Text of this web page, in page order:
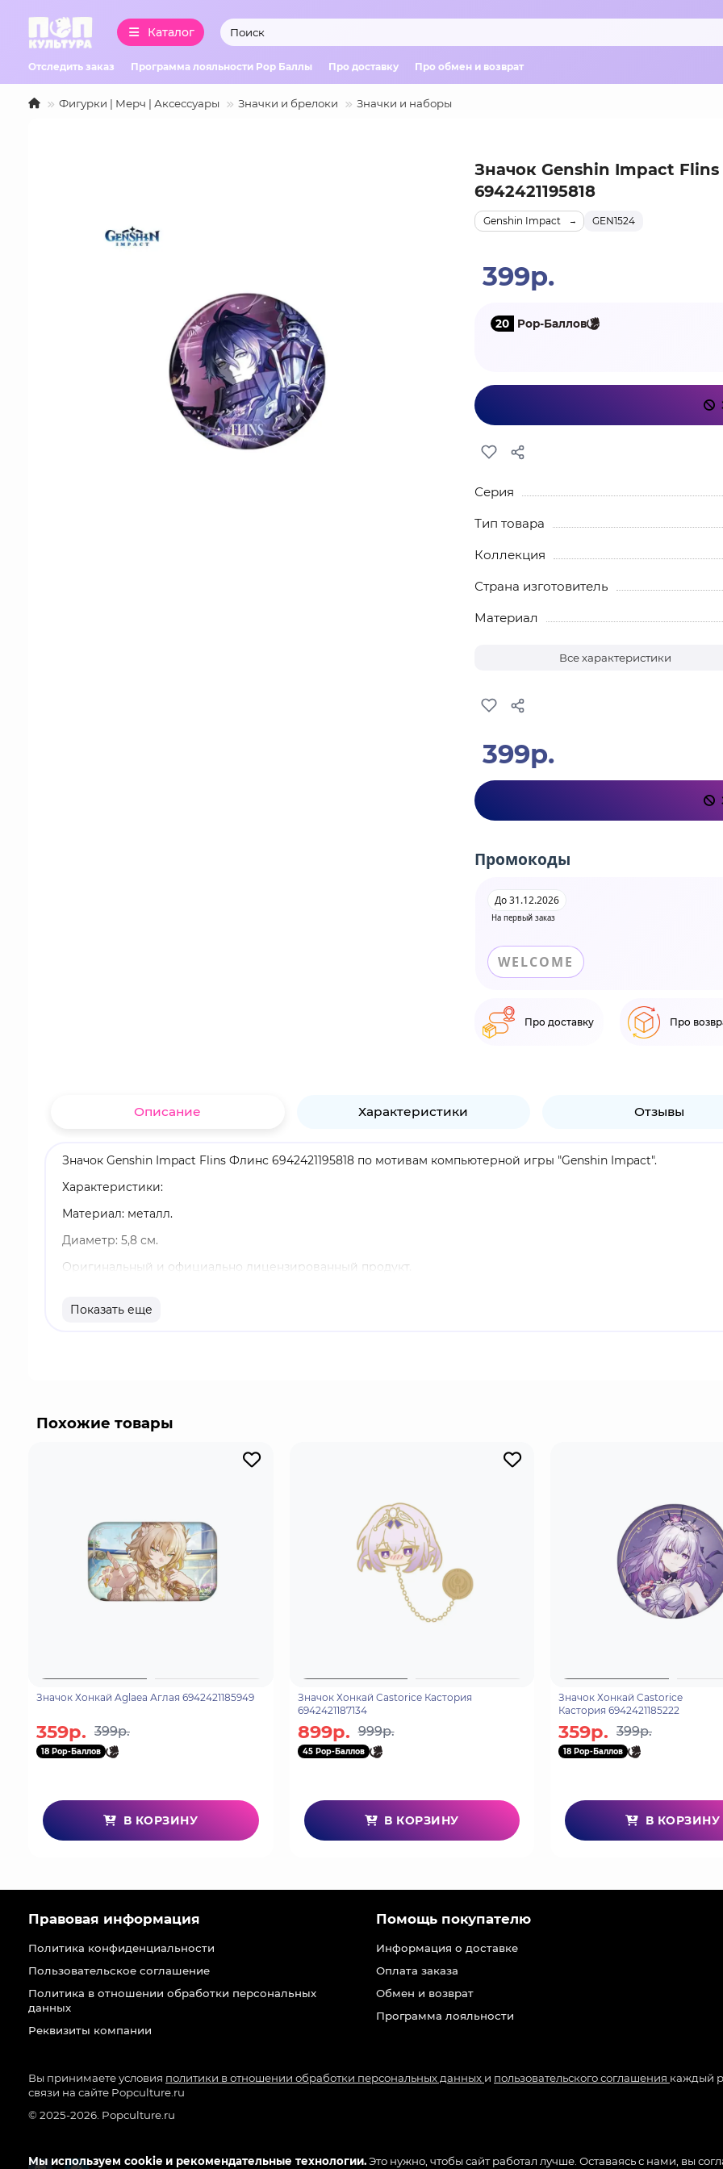
Каталог
Отследить заказ Программа лояльности Pop Баллы Про доставку Про обмен и возврат
Фигурки | Мерч | Аксессуары Значки и брелоки Значки и наборы
Значок Genshin Impact
6942421195818
GEN1524
Genshin Impact
399р.
20 Pop-Баллов
Серия
Тип товара
Коллекция
Страна изготовитель
Материал
Все характеристики
399р.
Промокоды
На первый заказ
До 31.12.2026
WELCOME
Про доставку Про
Описание Характеристики Отзывы
Значок Genshin Impact Flins Флинс 6942421195818 по мотивам компьютерной игры "Genshin Impact".
Характеристики:
Материал: металл.
Диаметр: 5,8 см.
Оригинальный и официально лицензированный продукт.
Флинс - 5-звёздочный персонаж, который относится к Электро стихии и использует в сражениях копьё. В
возглавляя рейтинги и собирая многомиллионную аудиторию. Компания-разработчик miHoYo выпускает
Показать еще
Похожие товары
Значок Хонкай Aglaea Аглая 6942421185949
359р. 399р.
18 Pop-Баллов
В КОРЗИНУ
Значок Хонкай Castorice Кастория
6942421187134
899р. 999р.
45 Pop-Баллов
В КОРЗИНУ
Значок Хонкай Castorice
Кастория 6942421185222
359р. 399р.
18 Pop-Баллов
В КОРЗИНУ
Мы используем cookie и рекомендательные технологии.Это нужно, чтобы сайт работал лучше. Оставаясь с нами, вы
Правовая информация
Политика конфиденциальности
Пользовательское соглашение
Политика в отношении обработки персональных
данных
Реквизиты компании
Помощь покупателю
Информация о доставке
Оплата заказа
Обмен и возврат
Программа лояльности
Вы принимаете условия политики в отношении обработки персональных данных и пользовательского соглашения каждый
связи на сайте Popculture.ru
© 2025-2026. Popculture.ru